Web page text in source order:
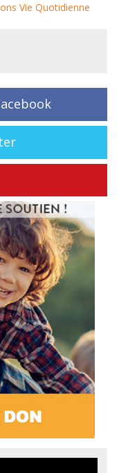
Vie Quotidienne